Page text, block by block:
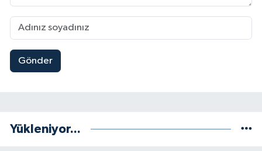
Gönder
Yükleniyor...